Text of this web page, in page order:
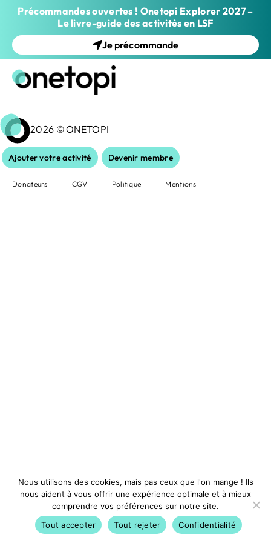
Précommandes ouvertes ! Onetopi Explorer 2027 –
Le livre-guide des activités en LSF
Je précommande
Activités Avantages Conférences Compte
2026 © ONETOPI
Ajouter votre activité Devenir membre
Donateurs CGV Politique Mentions
Nous utilisons des cookies, mais pas ceux que l'on mange ! Ils
nous aident à vous offrir une expérience optimale et à mieux
comprendre vos préférences sur notre site.
Tout accepter
Tout rejeter Confidentialité